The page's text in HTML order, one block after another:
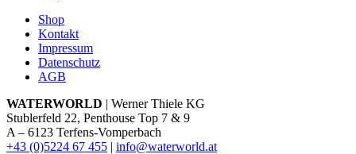
Shop
Kontakt
Impressum
Datenschutz
AGB
WATERWORLD | Werner Thiele KG
Stublerfeld 22, Penthouse Top 7 & 9
A – 6123 Terfens-Vomperbach
+43 (0)5224 67 455 | info@waterworld.at